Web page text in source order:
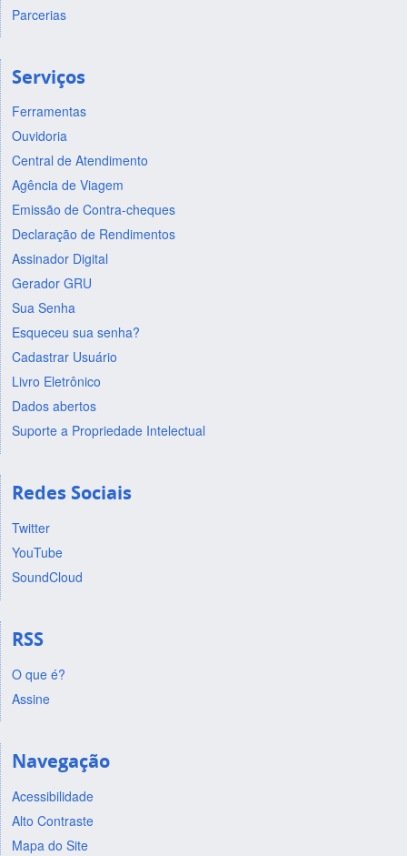
Parcerias
Serviços
Ferramentas
Ouvidoria
Central de Atendimento
Agência de Viagem
Emissão de Contra-cheques
Declaração de Rendimentos
Assinador Digital
Gerador GRU
Sua Senha
Esqueceu sua senha?
Cadastrar Usuário
Livro Eletrônico
Dados abertos
Suporte a Propriedade Intelectual
Redes Sociais
Twitter
YouTube
SoundCloud
RSS
O que é?
Assine
Navegação
Acessibilidade
Alto Contraste
Mapa do Site